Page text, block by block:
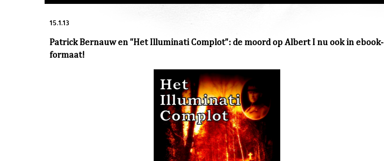
15.1.13
Patrick Bernauw en "Het Illuminati Complot": de moord op Albert I nu ook in ebook-
formaat!